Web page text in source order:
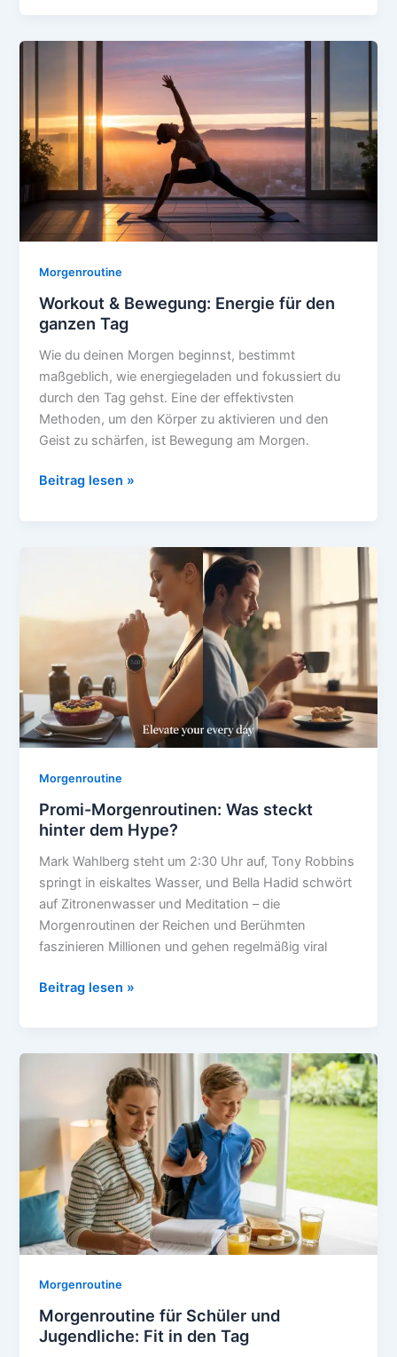
Körper
Morgenroutine
Workout & Bewegung: Energie für den
ganzen Tag
Wie du deinen Morgen beginnst, bestimmt
maßgeblich, wie energiegeladen und fokussiert du
durch den Tag gehst. Eine der effektivsten
Methoden, um den Körper zu aktivieren und den
Geist zu schärfen, ist Bewegung am Morgen.
Workout
Beitrag lesen »
Morgenroutine
Promi-Morgenroutinen: Was steckt
hinter dem Hype?
Mark Wahlberg steht um 2:30 Uhr auf, Tony Robbins
springt in eiskaltes Wasser, und Bella Hadid schwört
auf Zitronenwasser und Meditation – die
Morgenroutinen der Reichen und Berühmten
faszinieren Millionen und gehen regelmäßig viral
Promi-
steckt
Hype?
Beitrag lesen »
Morgenroutine
Morgenroutine für Schüler und
Jugendliche: Fit in den Tag